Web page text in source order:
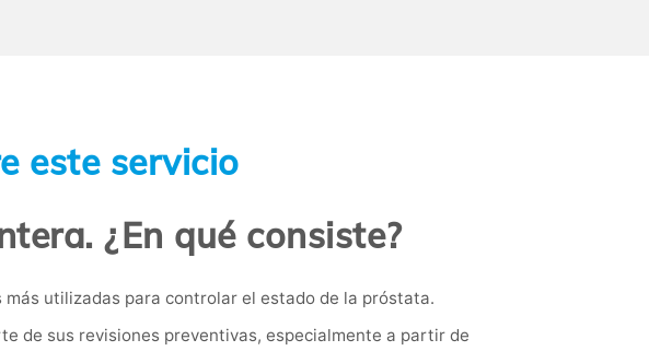
este servicio
¿En qué consiste?
más utilizadas para controlar el estado de la próstata.
de sus revisiones preventivas, especialmente a partir de